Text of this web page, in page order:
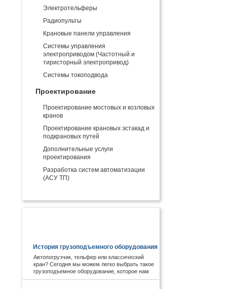
Электротельферы
Радиопульты
Крановые панели управления
Системы управления
электроприводом (Частотный и
тиристорный электропривод)
Системы токоподвода
Проектирование
Проектирование мостовых и козловых
кранов
Проектирование крановых эстакад и
подкрановых путей
Дополнительные услуги
проектирования
Разработка систем автоматизации
(АСУ ТП)
История грузоподъемного оборудования
Автопогрузчик, тельфер или классический
кран? Сегодня мы можем легко выбрать такое
грузоподъемное оборудование, которое нам
необходимо. А знаете ли Вы, что первые виды